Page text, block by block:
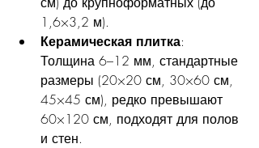
1,6×3,2 м).
Керамическая плитка:
Толщина 6–12 мм, стандартные
размеры (20×20 см, 30×60 см,
45×45 см), редко превышают
60×120 см, подходят для полов
и стен.